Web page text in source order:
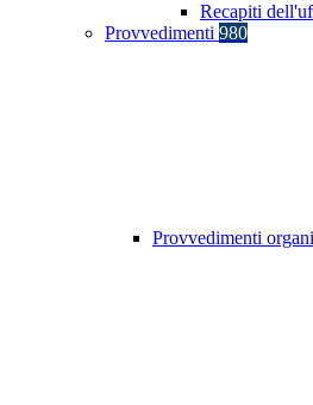
Recapiti
Provvedimenti 980
Provvedimenti